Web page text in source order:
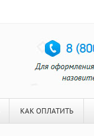
КАК ОПЛАТИТЬ